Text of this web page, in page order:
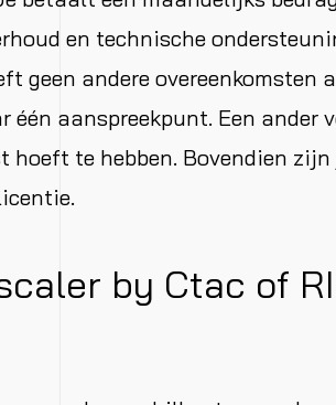
en technische
geen andere overeenkomsten
aanspreekpunt. Een ander
hoeft te hebben. Bovendien
by Ctac of